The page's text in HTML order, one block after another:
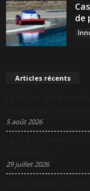
de
Articles récents
5 août 2026
29 juillet 2026